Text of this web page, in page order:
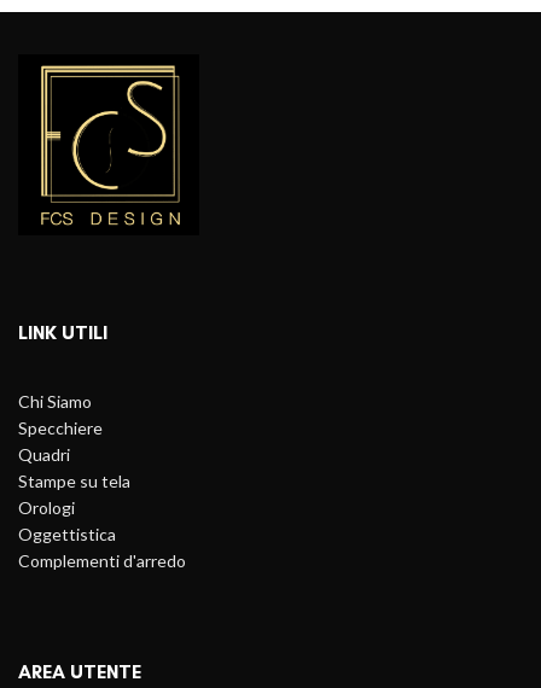
LINK UTILI
Chi Siamo
Specchiere
Quadri
Stampe su tela
Orologi
Oggettistica
Complementi d'arredo
AREA UTENTE